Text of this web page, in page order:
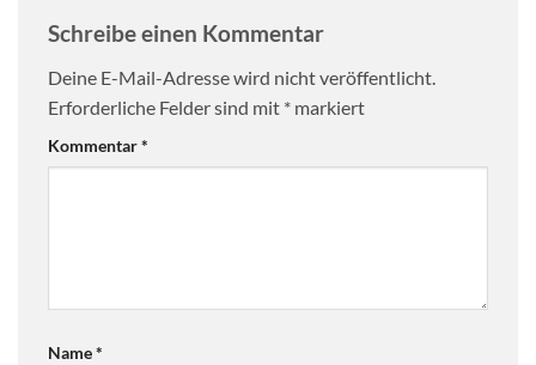
Schreibe einen Kommentar
Deine E-Mail-Adresse wird nicht veröffentlicht.
Erforderliche Felder sind mit * markiert
Kommentar*
Name*